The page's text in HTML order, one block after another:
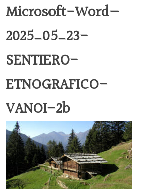
Microsoft-Word—
2025_05_23-
SENTIERO-
ETNOGRAFICO-
VANOI-2b